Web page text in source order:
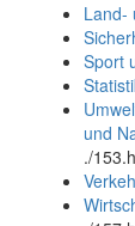
und
Land-
Sport
und
./